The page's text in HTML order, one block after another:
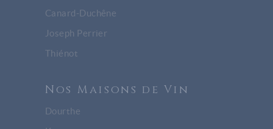
Canard-Duchêne
Joseph Perrier
Thiénot
Nos Maisons de Vin
Dourthe